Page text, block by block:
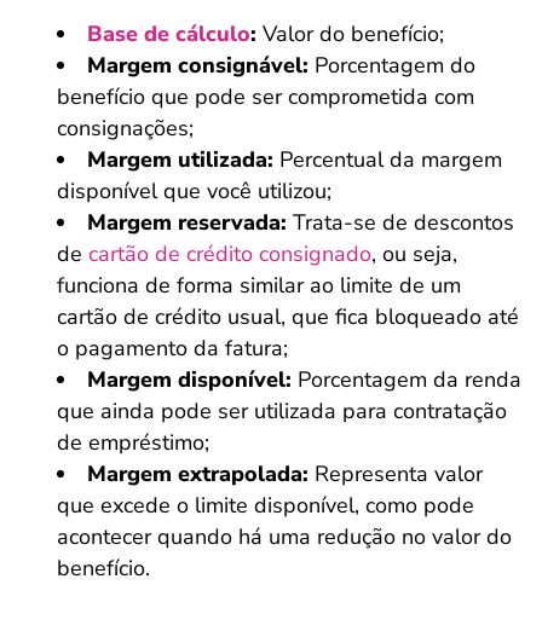
Base de cálculo: Valor do benefício;
Margem consignável: Porcentagem do
benefício que pode ser comprometida com
consignações;
Margem utilizada: Percentual da margem
disponível que você utilizou;
Margem reservada: Trata-se de descontos
de cartão de crédito consignado, ou seja,
funciona de forma similar ao limite de um
cartão de crédito usual, que fica bloqueado até
o pagamento da fatura;
Margem disponível: Porcentagem da renda
que ainda pode ser utilizada para contratação
de empréstimo;
Margem extrapolada: Representa valor
que excede o limite disponível, como pode
acontecer quando há uma redução no valor do
benefício.